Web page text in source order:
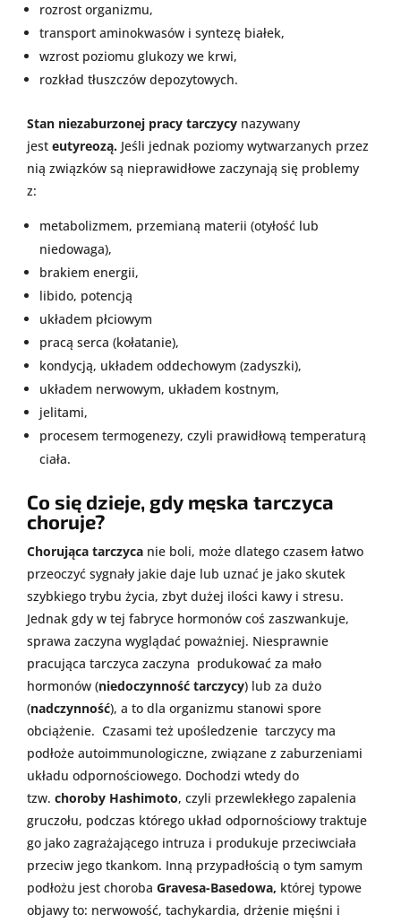
rozrost organizmu,
transport aminokwasów i syntezę białek,
wzrost poziomu glukozy we krwi,
rozkład tłuszczów depozytowych.
Stan niezaburzonej pracy tarczycy nazywany
jest eutyreozą. Jeśli jednak poziomy wytwarzanych przez
nią związków są nieprawidłowe zaczynają się problemy
z:
metabolizmem, przemianą materii (otyłość lub
niedowaga),
brakiem energii,
libido, potencją
układem płciowym
pracą serca (kołatanie),
kondycją, układem oddechowym (zadyszki),
układem nerwowym, układem kostnym,
jelitami,
procesem termogenezy, czyli prawidłową temperaturą
ciała.
Co się dzieje, gdy męska tarczyca
choruje?
Chorująca tarczyca nie boli, może dlatego czasem łatwo
przeoczyć sygnały jakie daje lub uznać je jako skutek
szybkiego trybu życia, zbyt dużej ilości kawy i stresu.
Jednak gdy w tej fabryce hormonów coś zaszwankuje,
sprawa zaczyna wyglądać poważniej. Niesprawnie
pracująca tarczyca zaczyna produkować za mało
hormonów (niedoczynność tarczycy) lub za dużo
(nadczynność), a to dla organizmu stanowi spore
obciążenie. Czasami też upośledzenie tarczycy ma
podłoże autoimmunologiczne, związane z zaburzeniami
układu odpornościowego. Dochodzi wtedy do
tzw. choroby Hashimoto, czyli przewlekłego zapalenia
gruczołu, podczas którego układ odpornościowy traktuje
go jako zagrażającego intruza i produkuje przeciwciała
przeciw jego tkankom. Inną przypadłością o tym samym
podłożu jest choroba Gravesa-Basedowa, której typowe
objawy to: nerwowość, tachykardia, drżenie mięśni i